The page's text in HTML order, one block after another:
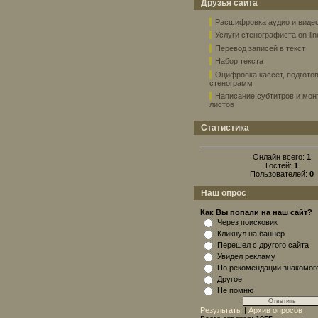
Друзья сайта
Расшифровка аудио и
Услуги стенографиста on-
Перевод записей в текст
Набор текста
Оцифровка кассет,
стенограмм
Написание субтитров и
листов
Статистика
Онлайн всего: 1
Гостей: 1
Пользователей: 0
Наш опрос
Как Вы попали на наш сайт?
Через поисковик
Кликнул на баннер
Перешел с другого сайта
Увидел рекламу
По рекомендации
Другое
Не помню
Результаты | Архив опросов